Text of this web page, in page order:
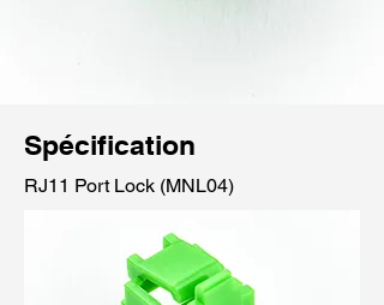
Spécification
RJ11 Port Lock (MNL04)